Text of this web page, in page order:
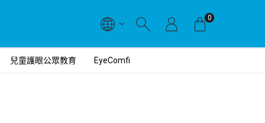
0
兒童護眼公眾教育 EyeComfi